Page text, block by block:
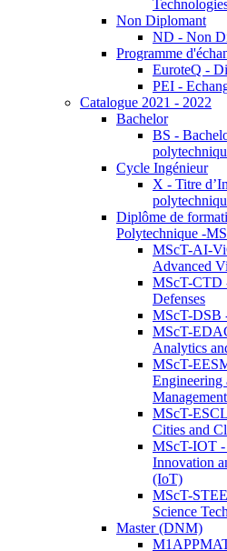
Non Diplomant
ND - Non
Programme
EuroteQ -
PEI -
Catalogue 2021 - 2022
Bachelor
BS -
Cycle Ingénieur
X - Titre
Diplôme de
Polytechnique -
MScT-AI-
Advanced
MScT-CTD
Defenses
MScT-DSB
MScT-
Analytics
MScT-
Engineering
Management
MScT-
Cities and
MScT-IOT -
Innovation
(IoT)
MScT-
Science
Master (DNM)